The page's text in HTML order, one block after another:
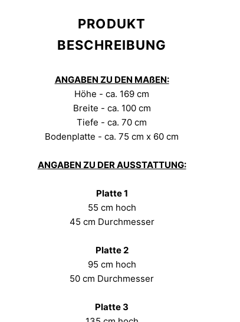
PRODUKT
BESCHREIBUNG
ANGABEN ZU DEN MAßEN:
Höhe - ca. 169 cm
Breite - ca. 100 cm
Tiefe - ca. 70 cm
Bodenplatte - ca. 75 cm x 60 cm
ANGABEN ZU DER AUSSTATTUNG:
Platte 1
55 cm hoch
45 cm Durchmesser
Platte 2
95 cm hoch
50 cm Durchmesser
Platte 3